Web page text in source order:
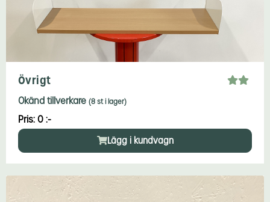
Övrigt
Okänd tillverkare (8 st i lager)
Pris: 0 :-
Lägg i kundvagn